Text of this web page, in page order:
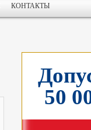
КОНТАКТЫ
50